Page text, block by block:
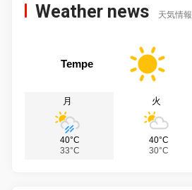
Weather news 天気情報
Tempe
月
40°C
33°C
火
40°C
30°C